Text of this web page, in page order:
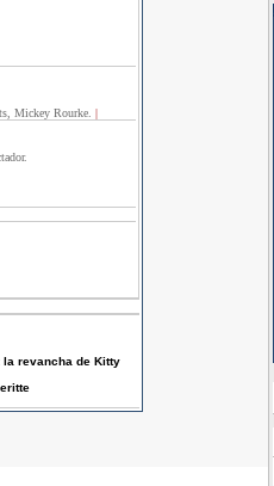
Mickey Rourke. |
revancha de Kitty